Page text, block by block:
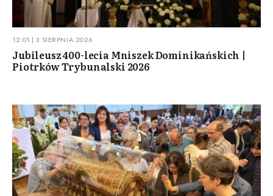
12:01 | 3 SIERPNIA 2026
Jubileusz 400-lecia Mniszek Dominikańskich |
Piotrków Trybunalski 2026